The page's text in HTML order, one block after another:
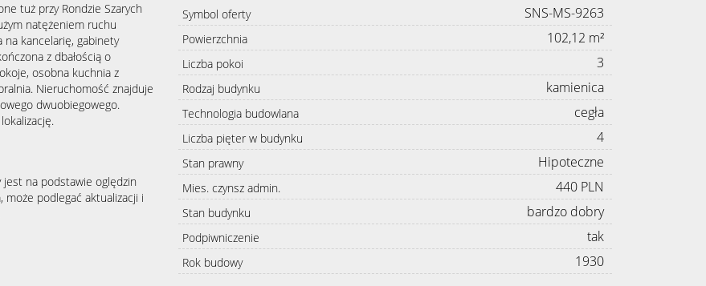
tuż przy Rondzie Szarych
natężeniem ruchu
na kancelarię, gabinety
z dbałością o
osobna kuchnia z
Nieruchomość znajduje
dwuobiegowego.
na podstawie oględzin
może podlegać aktualizacji i
Symbol oferty SNS-MS-9263
Powierzchnia 102,12 m²
Liczba pokoi 3
Rodzaj budynku kamienica
Technologia budowlana cegła
Liczba pięter w budynku 4
Stan prawny Hipoteczne
Mies. czynsz admin. 440 PLN
Stan budynku bardzo dobry
Podpiwniczenie tak
Rok budowy 1930